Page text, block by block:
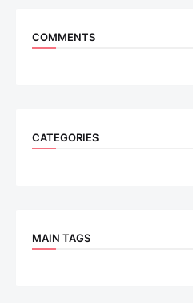
COMMENTS
CATEGORIES
MAIN TAGS